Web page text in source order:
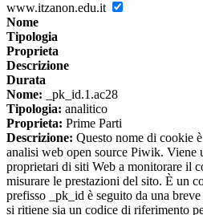
www.itzanon.edu.it
Nome
Tipologia
Proprieta
Descrizione
Durata
Nome: _pk_id.1.ac28
Tipologia: analitico
Proprieta: Prime Parti
Descrizione: Questo nome di cookie
analisi web open source Piwik. Viene
proprietari di siti Web a monitorare il
misurare le prestazioni del sito. È un
prefisso _pk_id è seguito da una
si ritiene sia un codice di riferimento